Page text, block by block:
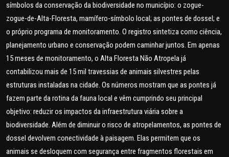
símbolos da conservação da biodiversidade no município: o zogue-
zogue-de-Alta-Floresta, mamífero-símbolo local; as pontes de dossel; e
o próprio programa de monitoramento. O registro sintetiza como ciência,
planejamento urbano e conservação podem caminhar juntos. Em apenas
15 meses de monitoramento, o Alta Floresta Não Atropela já
contabilizou mais de 15 mil travessias de animais silvestres pelas
estruturas instaladas na cidade. Os números mostram que as pontes já
fazem parte da rotina da fauna local e vêm cumprindo seu principal
objetivo: reduzir os impactos da infraestrutura viária sobre a
biodiversidade. Além de diminuir o risco de atropelamentos, as pontes de
dossel devolvem conectividade à paisagem. Elas permitem que os
animais se desloquem com segurança entre fragmentos florestais em